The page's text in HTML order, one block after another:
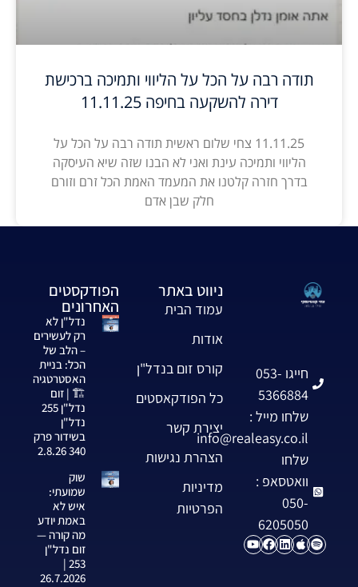
תודה רבה על הכל על הליווי ותמיכה ברכישת
דירה להשקעה בחיפה 11.11.25
11.11.25 צחי שלום ראשית תודה רבה על הכל על
הליווי ותמיכה עינת ואני לא הבנו שזה שיא העיסקה
בדרך חזרה קלטנו את המעמד האמת הכל זרם וזורם
חלק שבן אדם
חייגו 053-
5366884
שלחו מייל :
info@realeasy.co.il
שלחו
וואטסאפ :
050-
6205050
ניווט באתר
עמוד הבית
אודות
קורס זום בנדל"ן
כל הפודקאסטים
יצירת קשר
הצהרת נגישות
מדיניות
הפרטיות
הפודקסטים
האחרונים
נדל"ן לא
רק לעשירים
– הלב של
הכל: בניית
האסטרטגיה
🏗️ | זום
נדל"ן 255
נדל"ן
בשידור פרק
340 2.8.26
שוק
שמועתי:
איש לא
באמת יודע
מה קורה —
זום נדל"ן
253 |
26.7.2026